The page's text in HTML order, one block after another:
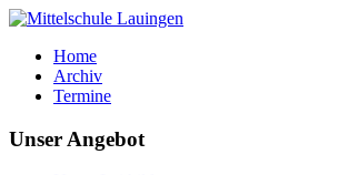
Home
Archiv
Termine
Unser Angebot